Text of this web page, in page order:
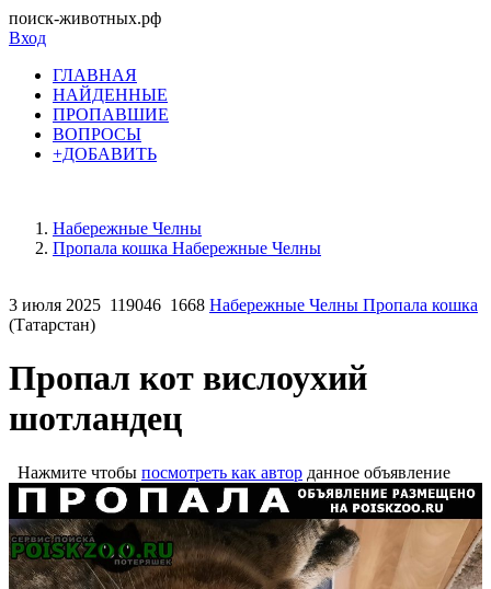
поиск-животных.рф
Вход
ГЛАВНАЯ
НАЙДЕННЫЕ
ПРОПАВШИЕ
ВОПРОСЫ
+ДОБАВИТЬ
Набережные Челны
Пропала кошка Набережные Челны
3 июля 2025 119046 1668 Набережные Челны Пропала кошка
(Татарстан)
Пропал кот вислоухий
шотландец
Нажмите чтобы посмотреть как автор данное объявление